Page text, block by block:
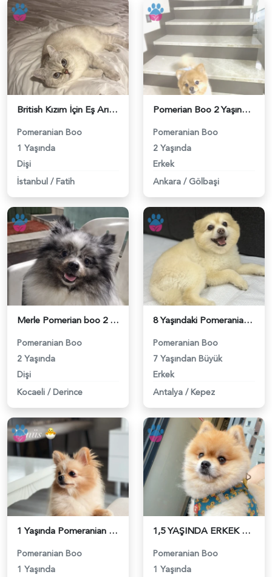
British Kızım İçin Eş Arıyorum - 118984411
Pomeranian Boo
1 Yaşında
Dişi
İstanbul / Fatih
Pomerian Boo 2 Yaşında Köpeğime Eş Arıyorum - 118984400
Pomeranian Boo
2 Yaşında
Erkek
Ankara / Gölbaşi
Merle Pomerian boo 2 Yaşında Eş Arıyor - 118984377
Pomeranian Boo
2 Yaşında
Dişi
Kocaeli / Derince
8 Yaşındaki Pomeranian Oğlumuza Eş Arıyoruz - 118984354
Pomeranian Boo
7 Yaşından Büyük
Erkek
Antalya / Kepez
1 Yaşında Pomeranian Boo Köpeğim Eş Arıyor - 118984346
Pomeranian Boo
1 Yaşında
1,5 YAŞINDA ERKEK BENZER SURAT EŞ ARIYORUZ - 118984329
Pomeranian Boo
1 Yaşında